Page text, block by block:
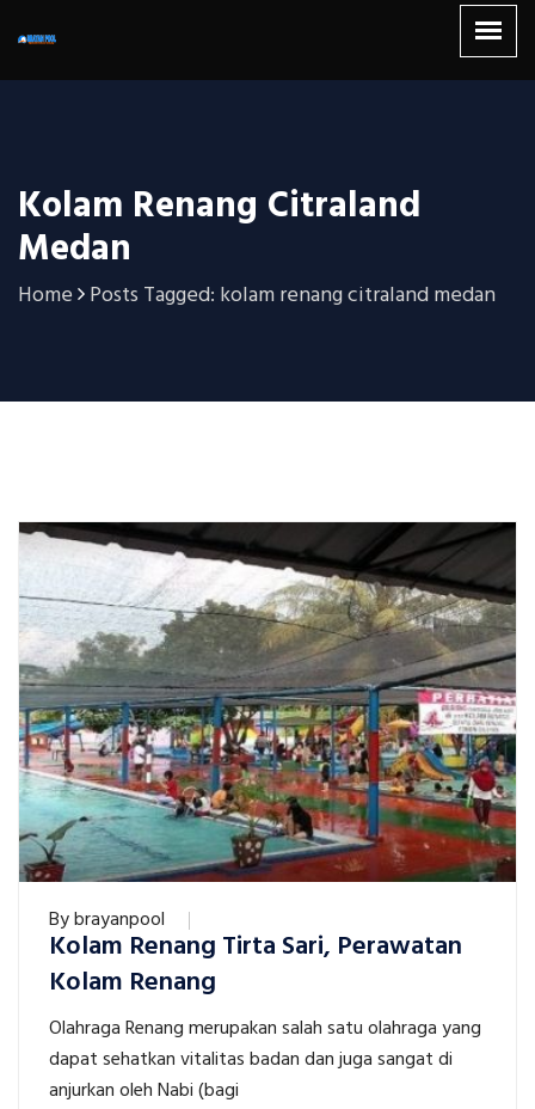
Kolam Renang Citraland
Medan
Home Posts Tagged: kolam renang citraland medan
Bybrayanpool
Kolam Renang Tirta Sari, Perawatan
Kolam Renang
Olahraga Renang merupakan salah satu olahraga yang
dapat sehatkan vitalitas badan dan juga sangat di
anjurkan oleh Nabi (bagi